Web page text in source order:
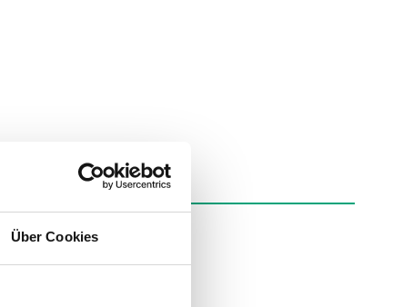
Über Cookies